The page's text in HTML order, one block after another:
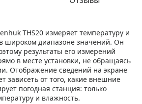
THS20 измеряет температуру и
широком диапазоне значений. Он
результаты его измерений
в месте установки, не обращаясь
Отображение сведений на экране
зависеть от того, какие внешние
погодная станция: только
и влажность.